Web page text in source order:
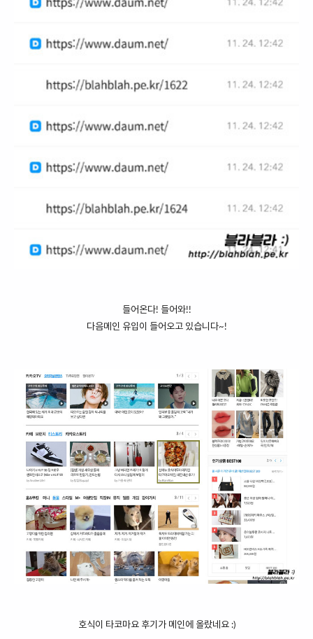
들어온다! 들어와!!
다음메인 유입이 들어오고 있습니다~!
호식이 타코마요 후기가 메인에 올랐네요 :)